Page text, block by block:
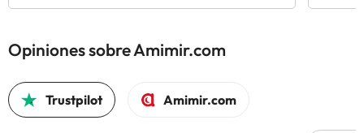
Opiniones sobre Amimir.com
Trustpilot Amimir.com